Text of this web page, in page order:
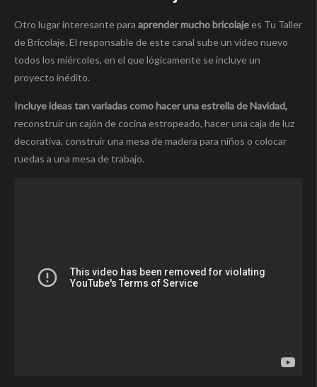
Otro lugar interesante para aprender mucho bricolajees Tu Taller
de Bricolaje. El responsable de este canal sube un vídeo nuevo
todos los miércoles, en el que lógicamente se incluye un
proyecto inédito.
Incluye ideas tan variadas como hacer una estrella de Navidad,
reconstruir un cajón de cocina estropeado, hacer una caja de luz
decorativa, construir una mesa de madera para niños o colocar
ruedas a una mesa de trabajo.